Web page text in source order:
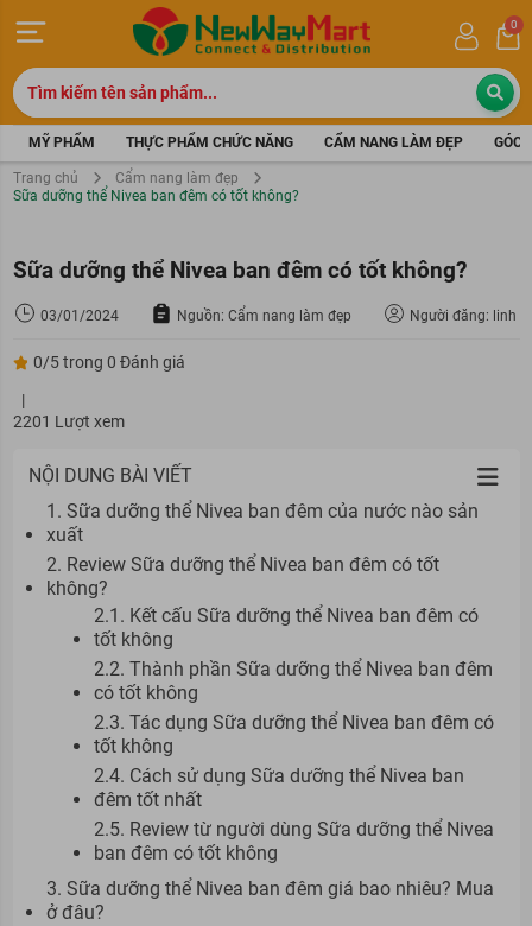
0
MỸ PHẨM THỰC PHẨM CHỨC NĂNG CẨM NANG LÀM ĐẸP GÓC
Trang chủ
Cẩm nang làm đẹp
Sữa dưỡng thể Nivea ban đêm có tốt không?
Sữa dưỡng thể Nivea ban đêm có tốt không?
03/01/2024 Nguồn: Cẩm nang làm đẹp Người đăng: linh
0/5 trong 0 Đánh giá
|
2201 Lượt xem
NỘI DUNG BÀI VIẾT
1. Sữa dưỡng thể Nivea ban đêm của nước nào sản
xuất
2. Review Sữa dưỡng thể Nivea ban đêm có tốt
không?
2.1. Kết cấu Sữa dưỡng thể Nivea ban đêm có
tốt không
2.2. Thành phần Sữa dưỡng thể Nivea ban đêm
có tốt không
2.3. Tác dụng Sữa dưỡng thể Nivea ban đêm có
tốt không
2.4. Cách sử dụng Sữa dưỡng thể Nivea ban
đêm tốt nhất
2.5. Review từ người dùng Sữa dưỡng thể Nivea
ban đêm có tốt không
3. Sữa dưỡng thể Nivea ban đêm giá bao nhiêu? Mua
ở đâu?